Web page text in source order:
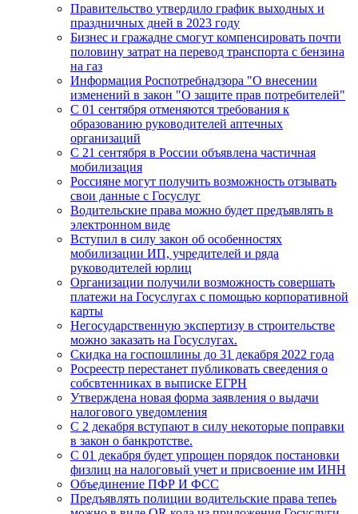
Правительство утвердило график выходных и
праздничных дней в 2023 году
Бизнес и гражадне смогут компенсировать почти
половину затрат на перевод транспорта с бензина
на газ
Информация Роспотребнадзора "О внесении
изменений в закон "О защите прав потребителей"
С 01 сентября отменяются требования к
образованию руководителей аптечных
организаций
С 21 сентября в России объявлена частичная
мобилизация
Россияне могут получить возможность отзывать
свои данные с Госуслуг
Водительские права можно будет предъявлять в
электронном виде
Вступил в силу закон об особенностях
мобилизации ИП, учредителей и ряда
руководителей юрлиц
Организации получили возможность совершать
платежи на Госуслугах с помощью корпоративной
карты
Негосударственную экспертизу в строительстве
можно заказать на Госуслугах.
Скидка на госпошлины до 31 декабря 2022 года
Росреестр перестанет публиковать свеедения о
собсвтенниках в выписке ЕГРН
Утверждена новая форма заявления о выдачи
налогового уведомления
С 2 декабря вступают в силу некоторые поправки
в закон о банкротстве.
C 01 декабря будет упрощен порядок постановки
физлиц на налоговый учет и присвоение им ИНН
Объединение ПФР И ФСС
Предъявлять полиции водительские права тепеь